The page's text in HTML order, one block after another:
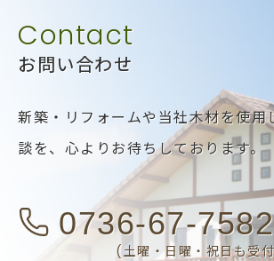
お問い合わせ
新築・リフォームや当社木材を使用
談を、 心よりお待ちしております。
0736-67-7582
(土曜・日曜・祝日も受